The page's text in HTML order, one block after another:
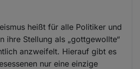
heißt für alle Politiker und
ihre Stellung als „gottgewollte“
anzweifelt. Hierauf gibt es
nur eine einzige